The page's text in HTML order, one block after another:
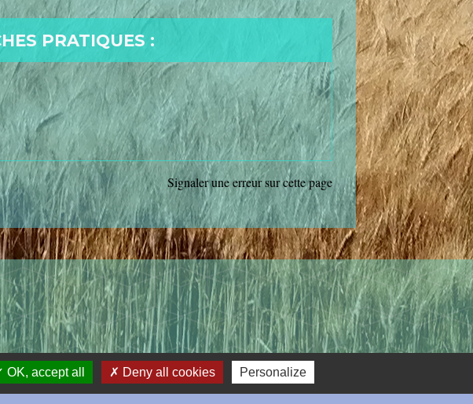
PRATIQUES :
Signaler une erreur sur cette page
OK, accept all Deny all cookies Personalize